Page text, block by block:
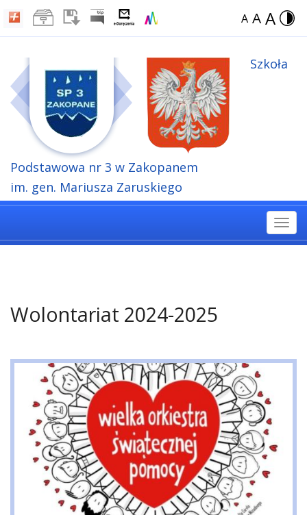
A A A
Szkoła
Podstawowa nr 3 w Zakopanem
im. gen. Mariusza Zaruskiego
Wolontariat 2024-2025